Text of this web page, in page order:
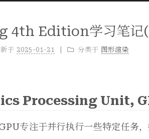
4th Edition学习笔记
于 2025-01-21 分类于 图形渲染
Processing Unit,
专注于并行执行一些特定任务